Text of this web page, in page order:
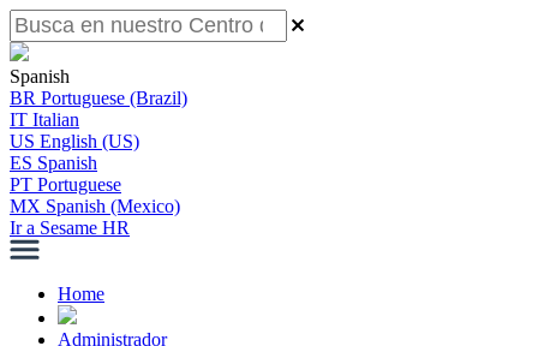
Spanish
BR Portuguese (Brazil)
IT Italian
US English (US)
ES Spanish
PT Portuguese
MX Spanish (Mexico)
Ir a Sesame HR
Home
Administrador